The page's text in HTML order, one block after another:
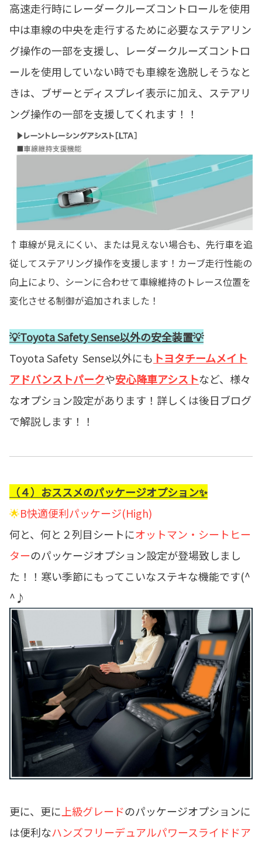
高速走行時にレーダークルーズコントロールを使用
中は車線の中央を走行するために必要なステアリン
グ操作の一部を支援し、レーダークルーズコントロ
ールを使用していない時でも車線を逸脱しそうなと
きは、ブザーとディスプレイ表示に加え、ステアリ
ング操作の一部を支援してくれます！！
↑車線が見えにくい、または見えない場合も、先行車を追
従してステアリング操作を支援します！カーブ走行性能の
向上により、シーンに合わせて車線維持のトレース位置を
変化させる制御が追加されました！
💡Toyota Safety Sense以外の安全装置💡
Toyota Safety Sense以外にも トヨタチームメイト
アドバンストパークや安心降車アシストなど、様々
なオプション設定があります！詳しくは後日ブログ
で解説します！！
（４）おススメのパッケージオプション✨
🌟B快適便利パッケージ(High)
何と、何と２列目シートにオットマン・シートヒー
ターのパッケージオプション設定が登場致しまし
た！！寒い季節にもってこいなステキな機能です(^
^♪
更に、更に上級グレードのパッケージオプションに
は便利なハンズフリーデュアルパワースライドドア